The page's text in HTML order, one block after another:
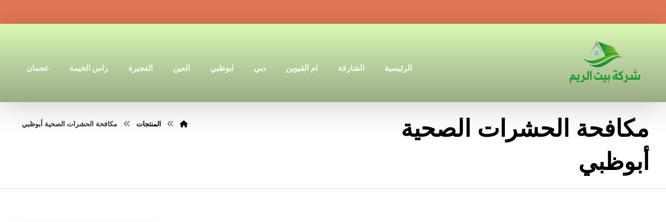
الرئيسية الشارقة ام القيوين دبي ابوظبي العين الفجيرة راس الخيمة عجمان
مكافحة الحشرات الصحية
أبوظبي
المنتجات مكافحة الحشرات الصحية أبوظبي